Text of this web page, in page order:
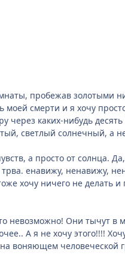
пробежав золотыми
моей смерти и я хочу
каких-нибудь десять
светлый солнечный, а не
а просто от солнца.
енавижу, ненавижу,
хочу ничего не делать и
невозможно! Они тычут
А я не хочу этого!!!!
на воняющем